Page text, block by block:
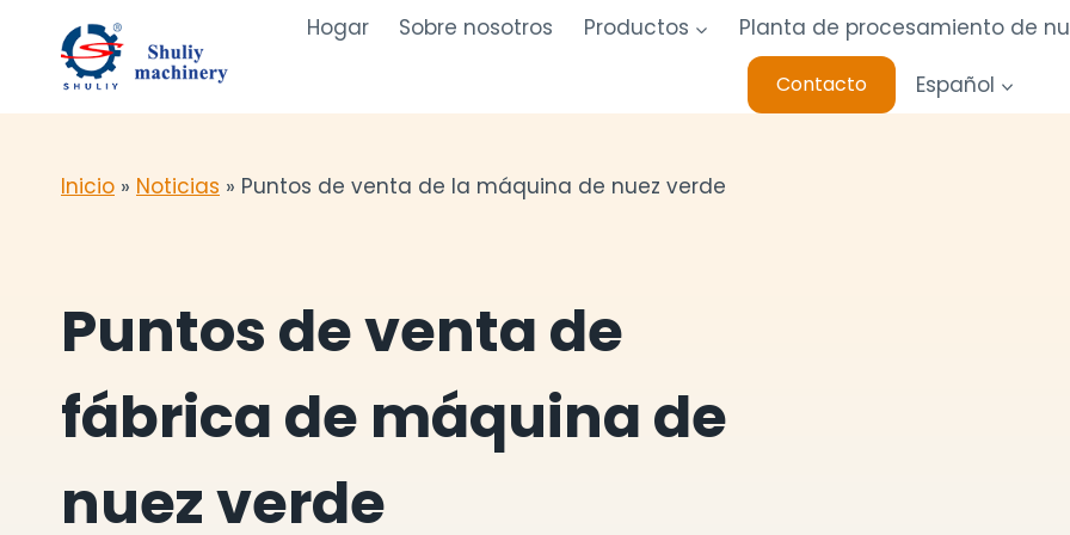
contenido
Hogar Sobre nosotros Productos Planta de procesamiento de
Contacto Español
Inicio » Noticias » Puntos de venta de la máquina de nuez verde
Puntos de venta de
fábrica de máquina de
nuez verde